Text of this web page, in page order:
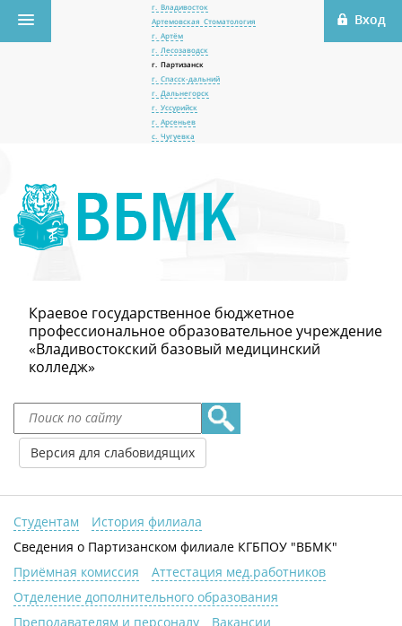
г. Владивосток
Артемовская Стоматология
г. Артём
г. Лесозаводск
г. Партизанск
г. Спасск-дальний
г. Дальнегорск
г. Уссурийск
г. Арсеньев
с. Чугуевка
Краевое государственное бюджетное
профессиональное образовательное учреждение
«Владивостокский базовый медицинский
колледж»
Версия для слабовидящих
Студентам
История филиала
Сведения о Партизанском филиале КГБПОУ "ВБМК"
Приёмная комиссия
Аттестация мед.работников
Отделение дополнительного образования
Преподавателям и персоналу
Вакансии